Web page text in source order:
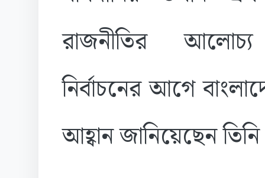
রাজনীতির
নির্বাচনের আগে
আহ্বান জানিয়েছেন